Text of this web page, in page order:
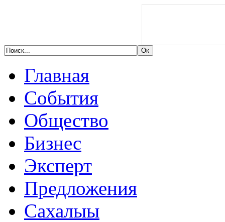
Главная
События
Общество
Бизнес
Эксперт
Предложения
Сахалыы